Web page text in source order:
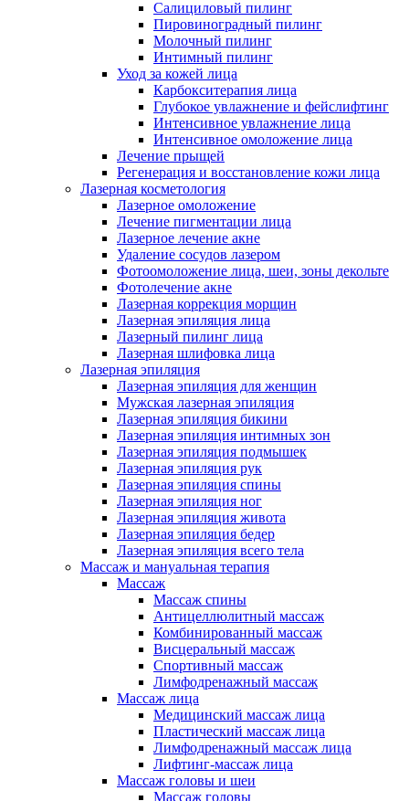
Салициловый пилинг
Пировиноградный пилинг
Молочный пилинг
Интимный пилинг
Уход за кожей лица
Карбокситерапия лица
Глубокое увлажнение и фейслифтинг
Интенсивное увлажнение лица
Интенсивное омоложение лица
Лечение прыщей
Регенерация и восстановление кожи лица
Лазерная косметология
Лазерное омоложение
Лечение пигментации лица
Лазерное лечение акне
Удаление сосудов лазером
Фотоомоложение лица, шеи, зоны декольте
Фотолечение акне
Лазерная коррекция морщин
Лазерная эпиляция лица
Лазерный пилинг лица
Лазерная шлифовка лица
Лазерная эпиляция
Лазерная эпиляция для женщин
Мужская лазерная эпиляция
Лазерная эпиляция бикини
Лазерная эпиляция интимных зон
Лазерная эпиляция подмышек
Лазерная эпиляция рук
Лазерная эпиляция спины
Лазерная эпиляция ног
Лазерная эпиляция живота
Лазерная эпиляция бедер
Лазерная эпиляция всего тела
Массаж и мануальная терапия
Массаж
Массаж спины
Антицеллюлитный массаж
Комбинированный массаж
Висцеральный массаж
Спортивный массаж
Лимфодренажный массаж
Массаж лица
Медицинский массаж лица
Пластический массаж лица
Лимфодренажный массаж лица
Лифтинг-массаж лица
Массаж головы и шеи
Массаж головы